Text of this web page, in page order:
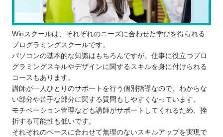
Winスクールは、それぞれのニーズに合わせた学びを得られる
プログラミングスクールです。
パソコンの基本的な知識はもちろんですが、仕事に役立つプロ
グラミングスキルやデザインに関するスキルを身に付けられる
コースもあります。
講師が一人ひとりのサポートを行う個別指導なので、わからな
い部分や苦手な部分に関する質問もしやすくなっています。
モチベーション管理なども講師がサポートしてくれるため、挫
折する可能性も低いです。
それぞれのペースに合わせて無理のないスキルアップを実現で